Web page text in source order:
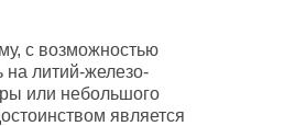
с возможностью
на литий-железо-
или небольшого
является